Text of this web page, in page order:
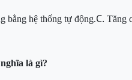
bằng hệ thống tự động.C. Tăng
là gì?